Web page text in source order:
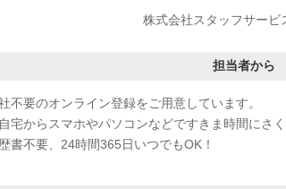
株式会社スタッフサービ
担当者から
不要のオンライン登録をご用意しています。
宅からスマホやパソコンなどですきま時間にさ
書不要、24時間365日いつでもOK！